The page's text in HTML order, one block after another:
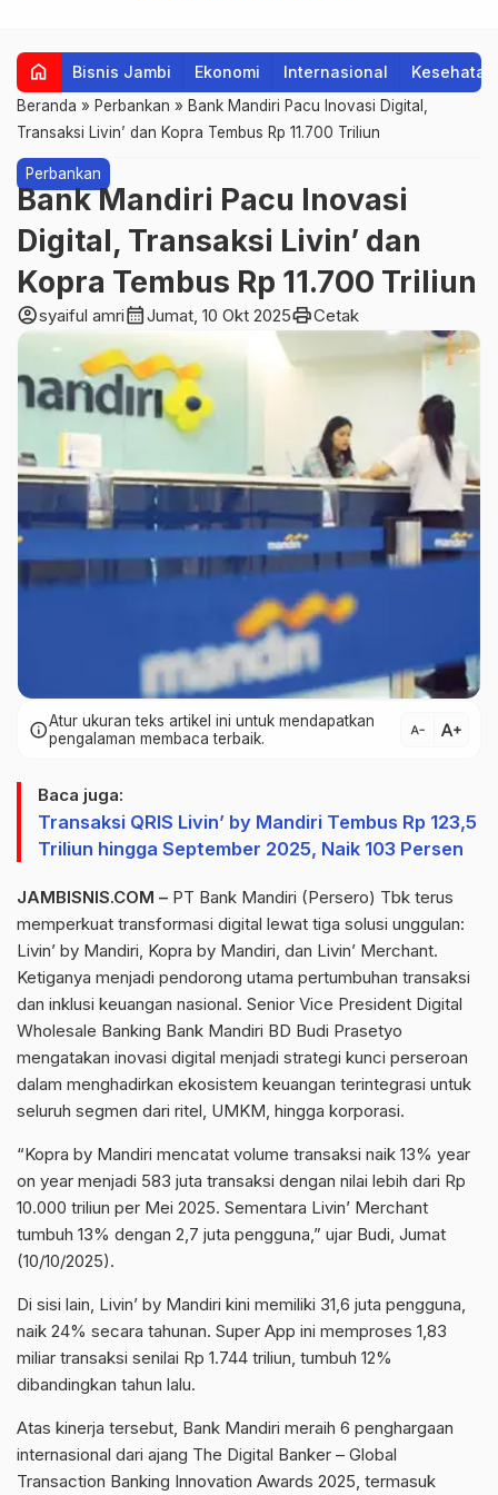
home Bisnis Jambi Ekonomi Internasional Kesehatan
Beranda » Perbankan » Bank Mandiri Pacu Inovasi Digital,
Transaksi Livin’ dan Kopra Tembus Rp 11.700 Triliun
Perbankan
Bank Mandiri Pacu Inovasi
Digital, Transaksi Livin’ dan
Kopra Tembus Rp 11.700 Triliun
account_circlesyaiful amricalendar_monthJumat, 10 Okt 2025printCetak
infoAtur ukuran teks artikel ini untuk mendapatkan
pengalaman membaca terbaik.
text_decrease text_increase
Baca juga:
Transaksi QRIS Livin’ by Mandiri Tembus Rp 123,5
Triliun hingga September 2025, Naik 103 Persen
JAMBISNIS.COM – PT Bank Mandiri (Persero) Tbk terus
memperkuat transformasi digital lewat tiga solusi unggulan:
Livin’ by Mandiri, Kopra by Mandiri, dan Livin’ Merchant.
Ketiganya menjadi pendorong utama pertumbuhan transaksi
dan inklusi keuangan nasional. Senior Vice President Digital
Wholesale Banking Bank Mandiri BD Budi Prasetyo
mengatakan inovasi digital menjadi strategi kunci perseroan
dalam menghadirkan ekosistem keuangan terintegrasi untuk
seluruh segmen dari ritel, UMKM, hingga korporasi.
“Kopra by Mandiri mencatat volume transaksi naik 13% year
on year menjadi 583 juta transaksi dengan nilai lebih dari Rp
10.000 triliun per Mei 2025. Sementara Livin’ Merchant
tumbuh 13% dengan 2,7 juta pengguna,” ujar Budi, Jumat
(10/10/2025).
Di sisi lain, Livin’ by Mandiri kini memiliki 31,6 juta pengguna,
naik 24% secara tahunan. Super App ini memproses 1,83
miliar transaksi senilai Rp 1.744 triliun, tumbuh 12%
dibandingkan tahun lalu.
Atas kinerja tersebut, Bank Mandiri meraih 6 penghargaan
internasional dari ajang The Digital Banker – Global
Transaction Banking Innovation Awards 2025, termasuk